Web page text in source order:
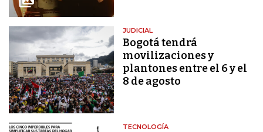
JUDICIAL
Bogotá tendrá
movilizaciones y
plantones entre el 6 y el
8 de agosto
TECNOLOGÍA